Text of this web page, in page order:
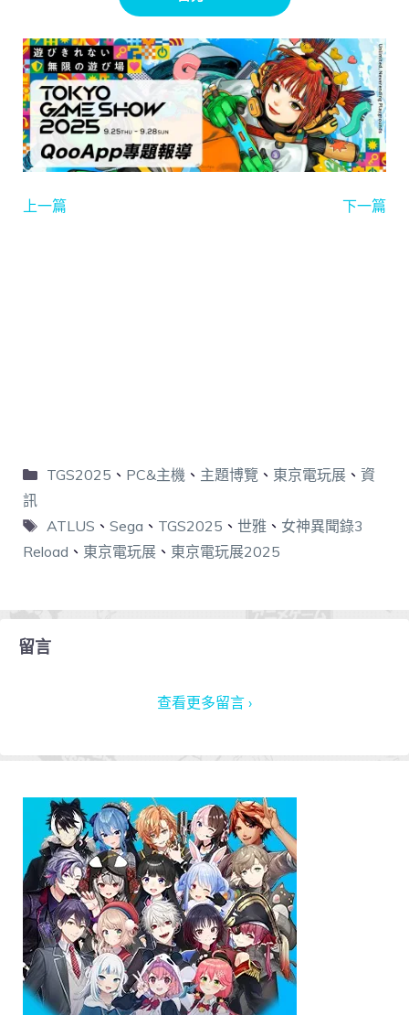
上一篇 下一篇
TGS2025 、 PC&主機 、 主題博覽 、 東京電玩展、 資
訊
ATLUS 、 Sega 、 TGS2025 、 世雅、 女神異聞錄3
Reload 、 東京電玩展 、 東京電玩展2025
留言
查看更多留言 ›